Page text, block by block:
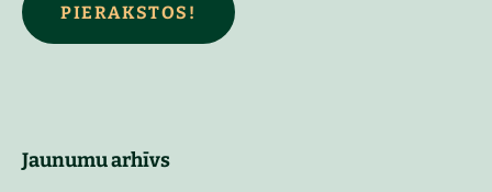
PIERAKSTOS!
Jaunumu arhīvs